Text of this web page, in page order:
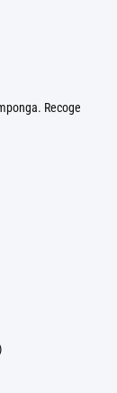
Recoge